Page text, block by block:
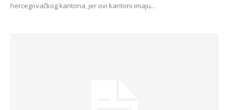
hercegovačkog kantona, jer ovi kantoni imaju...